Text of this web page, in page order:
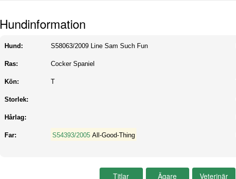
Hundinformation
Hund: S58063/2009 Line Sam Such Fun
Ras: Cocker Spaniel
Kön: T
Storlek:
Hårlag:
Far: S54393/2005 All-Good-Thing